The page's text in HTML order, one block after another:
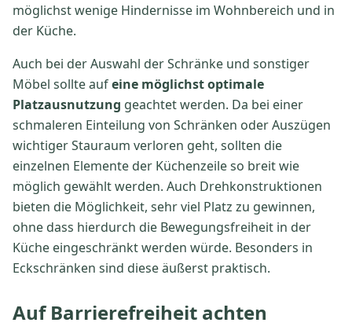
möglichst wenige Hindernisse im Wohnbereich und in
der Küche.
Auch bei der Auswahl der Schränke und sonstiger
Möbel sollte aufeine möglichst optimale
Platzausnutzung geachtet werden. Da bei einer
schmaleren Einteilung von Schränken oder Auszügen
wichtiger Stauraum verloren geht, sollten die
einzelnen Elemente der Küchenzeile so breit wie
möglich gewählt werden. Auch Drehkonstruktionen
bieten die Möglichkeit, sehr viel Platz zu gewinnen,
ohne dass hierdurch die Bewegungsfreiheit in der
Küche eingeschränkt werden würde. Besonders in
Eckschränken sind diese äußerst praktisch.
Auf Barrierefreiheit achten